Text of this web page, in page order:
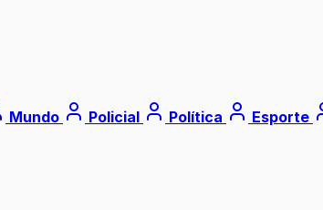
Mundo Policial Política Esporte